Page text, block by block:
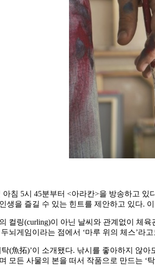
침 5시 45분부터 <아라칸>을 방송하고
생을 즐길 수 있는 힌트를 제안하고 있다.
컬링(curling)이 아닌 날씨와 관계없이 체
뇌게임이라는 점에서 ‘마루 위의 체스’라
탁(魚拓)’이 소개됐다. 낚시를 좋아하지 않
모든 사물의 본을 떠서 작품으로 만드는 ‘